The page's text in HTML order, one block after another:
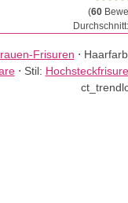
(60
Durchschnitt:
Frisuren ⋅
⋅ Stil: